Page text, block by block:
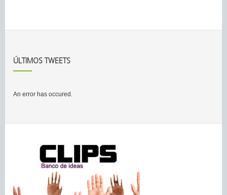
ÚLTIMOS TWEETS
An error has occured.